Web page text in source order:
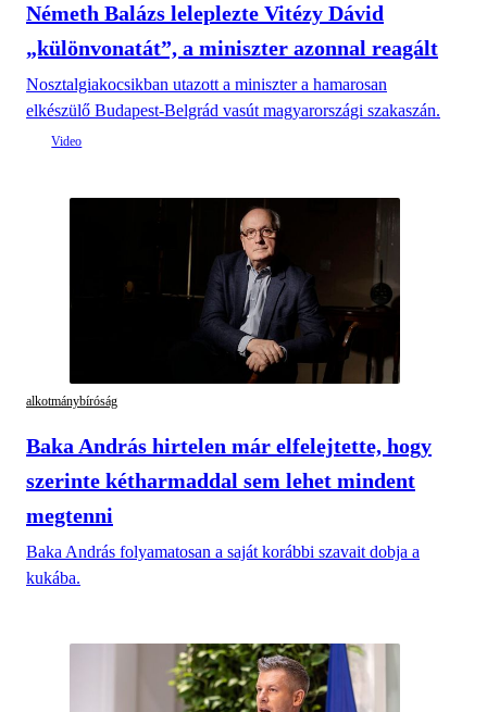
Németh Balázs leleplezte Vitézy Dávid
„különvonatát”, a miniszter azonnal reagált
Nosztalgiakocsikban utazott a miniszter a hamarosan
elkészülő Budapest-Belgrád vasút magyarországi szakaszán.
alkotmánybíróság
Baka András hirtelen már elfelejtette, hogy
szerinte kétharmaddal sem lehet mindent
megtenni
Baka András folyamatosan a saját korábbi szavait dobja a
kukába.